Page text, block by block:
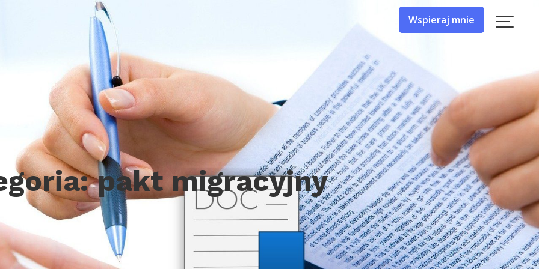
Wspieraj mnie
pakt migracyjny